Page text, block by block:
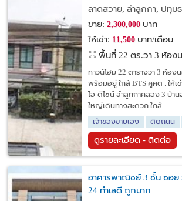
ห้องน้ำ บ้านพร้อมอยู่ ใกล้
ลาดสวาย, ลำลูกกา, ปทุม
ขาย: 2,300,000บาท
ให้เช่า: 11,500บาท/เดือน
พื้นที่ 22 ตร.วา 3 ห้อง
ทาวน์โฮม 22 ตารางวา 3 ห้อง
พร้อมอยู่ ใกล้ BTS คูคต . ให้เช่
ไอ-ดีไซน์ ลำลูกกาคลอง 3 บ้า
ใหญ่เดินทางสะดวก ใกล้
เจ้าของขายเอง
ติดถนน
ดูรายละเอียด - ติดต่อ
อาคารพาณิชย์ 3 ชั้น ซอย
24 ทำเลดี ถูกมาก